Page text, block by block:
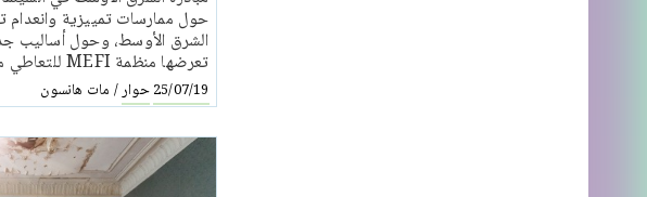
حول ممارسات تمييزية وانعدام
الشرق الأوسط، وحول أساليب
تعرضها منظمة MEFI للتعاطي مع هذه المشاكل.
25/07/19حوار/ مات هانسون